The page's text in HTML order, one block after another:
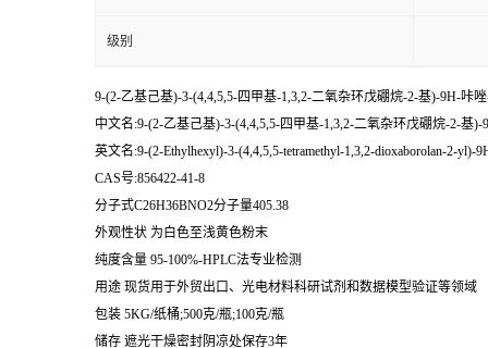
级别
9-(2-乙基己基)-3-(4,4,5,5-四甲基-1,3,2-二氧杂环戊硼烷-2-基)-9H-咔唑
中文名:9-(2-乙基己基)-3-(4,4,5,5-四甲基-1,3,2-二氧杂环戊硼烷-2-基)-
英文名:9-(2-Ethylhexyl)-3-(4,4,5,5-tetramethyl-1,3,2-dioxaborolan-2-yl)-
CAS号:856422-41-8
分子式C26H36BNO2分子量405.38
外观性状 为白色至浅黄色粉末
纯度含量 95-100%-HPLC法专业检测
用途 现货用于外贸出口、光电材料科研试剂和数据模型验证等领域
包装 5KG/纸桶;500克/瓶;100克/瓶
储存 遮光干燥密封阴凉处保存3年